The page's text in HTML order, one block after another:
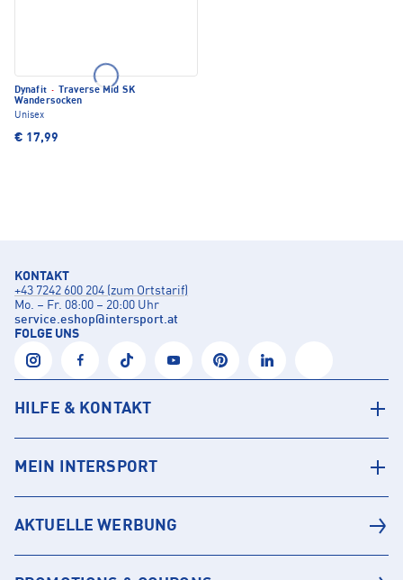
Dynafit ·
Traverse Mid SK
Wandersocken
Unisex
€ 17,99
KONTAKT
+43 7242 600 204 (zum Ortstarif)
Mo. – Fr. 08:00 – 20:00 Uhr
service.eshop@intersport.at
FOLGE UNS
HILFE & KONTAKT
MEIN INTERSPORT
AKTUELLE WERBUNG